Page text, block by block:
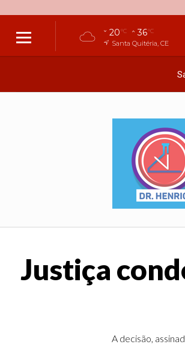
20°C 36°C
Santa Quitéria, CE
Justiça
A decisão,